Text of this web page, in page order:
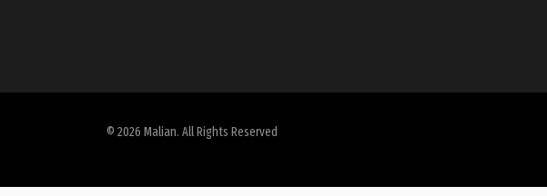
© 2026 Malian. All Rights Reserved